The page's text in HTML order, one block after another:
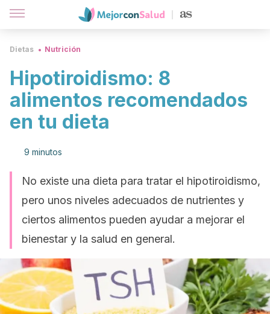
Dietas Nutrición
Hipotiroidismo: 8
alimentos recomendados
en tu dieta
9 minutos
No existe una dieta para tratar el hipotiroidismo,
pero unos niveles adecuados de nutrientes y
ciertos alimentos pueden ayudar a mejorar el
bienestar y la salud en general.